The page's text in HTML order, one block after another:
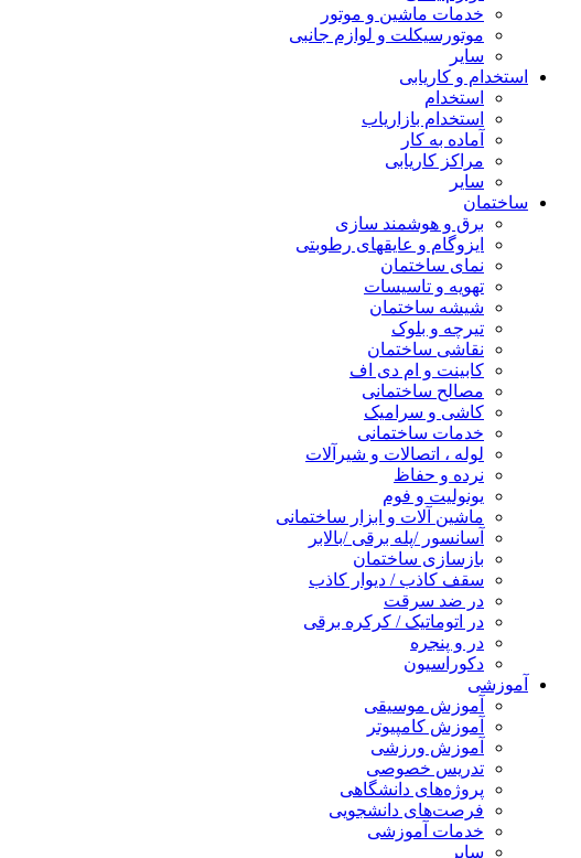
خدمات ماشین و موتور
موتورسیکلت و لوازم جانبی
سایر
استخدام و کاریابی
استخدام
استخدام بازاریاب
آماده به کار
مراکز کاریابی
سایر
ساختمان
برق و هوشمند سازی
ایزوگام و عایقهای رطوبتی
نمای ساختمان
تهویه و تاسیسات
شیشه ساختمان
تیرچه و بلوک
نقاشی ساختمان
کابینت و ام دی اف
مصالح ساختمانی
کاشی و سرامیک
خدمات ساختمانی
لوله ، اتصالات و شیرآلات
نرده و حفاظ
یونولیت و فوم
ماشین آلات و ابزار ساختمانی
آسانسور /پله برقی /بالابر
بازسازی ساختمان
سقف کاذب / دیوار کاذب
در ضد سرقت
در اتوماتیک / کرکره برقی
در و پنجره
دکوراسیون
آموزشی
آموزش موسیقی
آموزش کامپیوتر
آموزش ورزشی
تدریس خصوصی
پروژه‌های دانشگاهی
فرصت‌های دانشجویی
خدمات آموزشی
سایر